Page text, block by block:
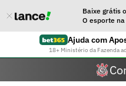
Baixe grátis
O esporte
Ajuda com
18+ Ministério da Fazenda